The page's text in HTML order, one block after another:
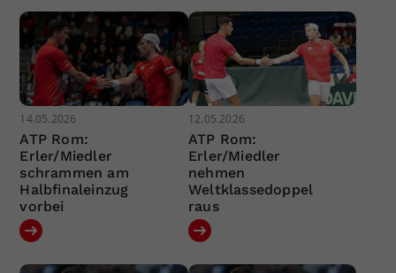
14.05.2026
ATP Rom:
Erler/Miedler
schrammen am
Halbfinaleinzug
vorbei
12.05.2026
ATP Rom:
Erler/Miedler
nehmen
Weltklassedoppel
raus